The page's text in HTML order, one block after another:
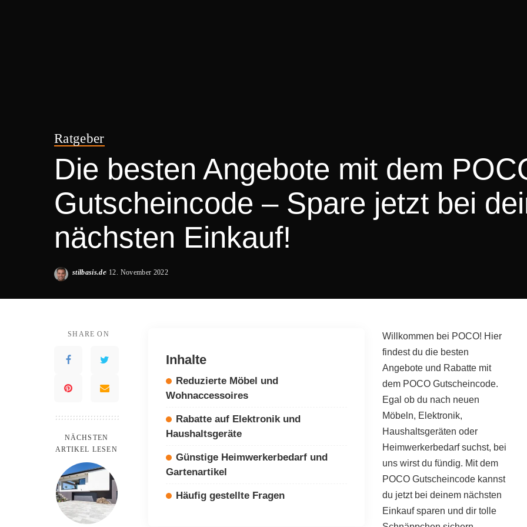
Ratgeber
Die besten Angebote mit dem
Gutscheincode – Spare jetzt bei
nächsten Einkauf!
Posted
stilbasis.de 12. November 2022
SHARE ON
NÄCHSTEN
ARTIKEL LESEN
Inhalte
Reduzierte Möbel und
Wohnaccessoires
Rabatte auf Elektronik und
Haushaltsgeräte
Günstige Heimwerkerbedarf und
Gartenartikel
Häufig gestellte Fragen
Willkommen bei POCO! Hier
findest du die besten
Angebote und Rabatte mit
dem POCO Gutscheincode.
Egal ob du nach neuen
Möbeln, Elektronik,
Haushaltsgeräten oder
Heimwerkerbedarf suchst, bei
uns wirst du fündig. Mit dem
POCO Gutscheincode kannst
du jetzt bei deinem nächsten
Einkauf sparen und dir tolle